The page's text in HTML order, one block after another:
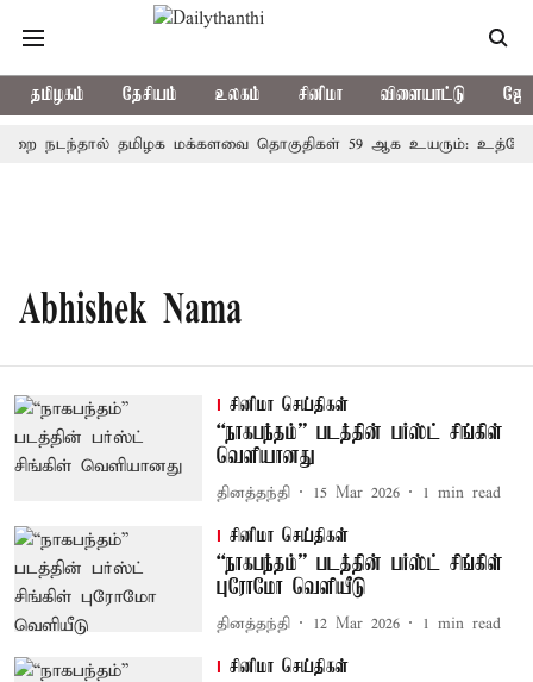
தமிழகம் தேசியம் உலகம் சினிமா விளையாட்டு
நடந்தால் தமிழக மக்களவை தொகுதிகள் 59 ஆக உயரும்:
Abhishek Nama
சினிமா செய்திகள்
“நாகபந்தம்” படத்தின் பர்ஸ்ட் சிங்கிள்
வெளியானது
தினத்தந்தி 15 Mar 2026 1 min read
சினிமா செய்திகள்
“நாகபந்தம்” படத்தின் பர்ஸ்ட் சிங்கிள்
புரோமோ வெளியீடு
தினத்தந்தி 12 Mar 2026 1 min read
சினிமா செய்திகள்